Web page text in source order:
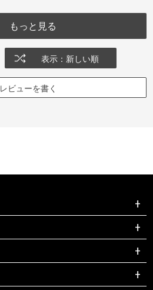
もっと見る
表示：新しい順
レビューを書く